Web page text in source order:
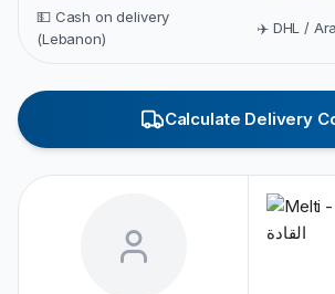
💵 Cash on delivery
(Lebanon)
✈️ DHL /
Calculate Delivery